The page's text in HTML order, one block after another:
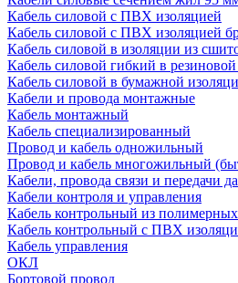
Кабель силовой с ПВХ изоляцией
Кабель силовой с ПВХ изоляцией
Кабель силовой в изоляции из
Кабель силовой гибкий в
Кабель силовой в бумажной
Кабели и провода монтажные
Кабель монтажный
Кабель специализированный
Провод и кабель одножильный
Провод и кабель многожильный
Кабели, провода связи и передачи
Кабели контроля и управления
Кабель контрольный из
Кабель контрольный с ПВХ
Кабель управления
ОКЛ
Бортовой провод